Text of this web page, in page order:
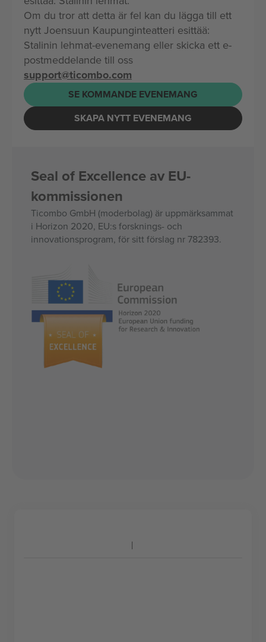
Om du tror att detta är fel kan du lägga till ett
nytt Joensuun Kaupunginteatteri esittää:
Stalinin lehmat-evenemang eller skicka ett e-
postmeddelande till oss
support@ticombo.com
SE KOMMANDE EVENEMANG
SKAPA NYTT EVENEMANG
Seal of Excellence av EU-
kommissionen
Ticombo GmbH (moderbolag) är uppmärksammat
i Horizon 2020, EU:s forsknings- och
innovationsprogram, för sitt förslag nr 782393.